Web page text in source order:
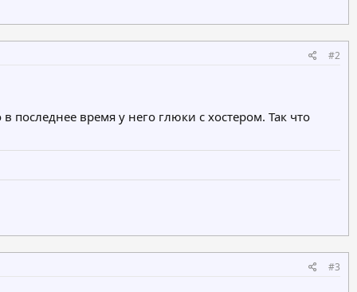
#2
последнее время у него глюки с хостером. Так что
#3